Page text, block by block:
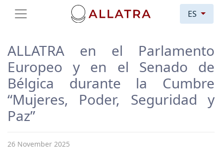
ES
ALLATRA en el Parlamento
Europeo y en el Senado de
Bélgica durante la Cumbre
“Mujeres, Poder, Seguridad y
Paz”
26 November 2025